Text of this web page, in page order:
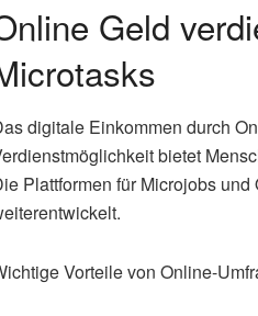
Geld
digitale Einkommen durch
bietet
Plattformen für Microjobs
Vorteile von Online-